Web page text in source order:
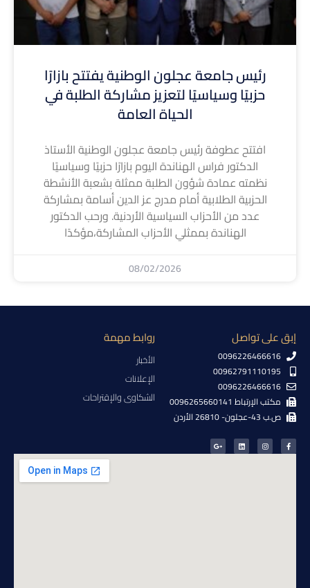
رئيس جامعة عجلون الوطنية يفتتح بازارًا
حزبيًا وسياسيًا لتعزيز مشاركة الطلبة في
الحياة العامة
افتتح عطوفة رئيس جامعة عجلون الوطنية الأستاذ
الدكتور فراس الهناندة اليوم بازارًا حزبيًا وسياسيًا
نظمته عمادة شؤون الطلبة ممثلة بشعبة الأنشطة
الحزبية الطلابية أمام مدرج عز الدين أسامة بمشاركة
عدد من الأحزاب السياسية الأردنية. ورحب الدكتور
الهناندة بممثلي الأحزاب المشاركة،مؤكدًا
08/02/2026
إبق على تواصل
0096226466616
00962791110195
0096226466616
مكتب الإرتباط 0096265660141
ص.ب 43-عجلون- 26810 الأردن
روابط مهمة
الأخبار
الإعلانات
الشكاوى والإقتراحات